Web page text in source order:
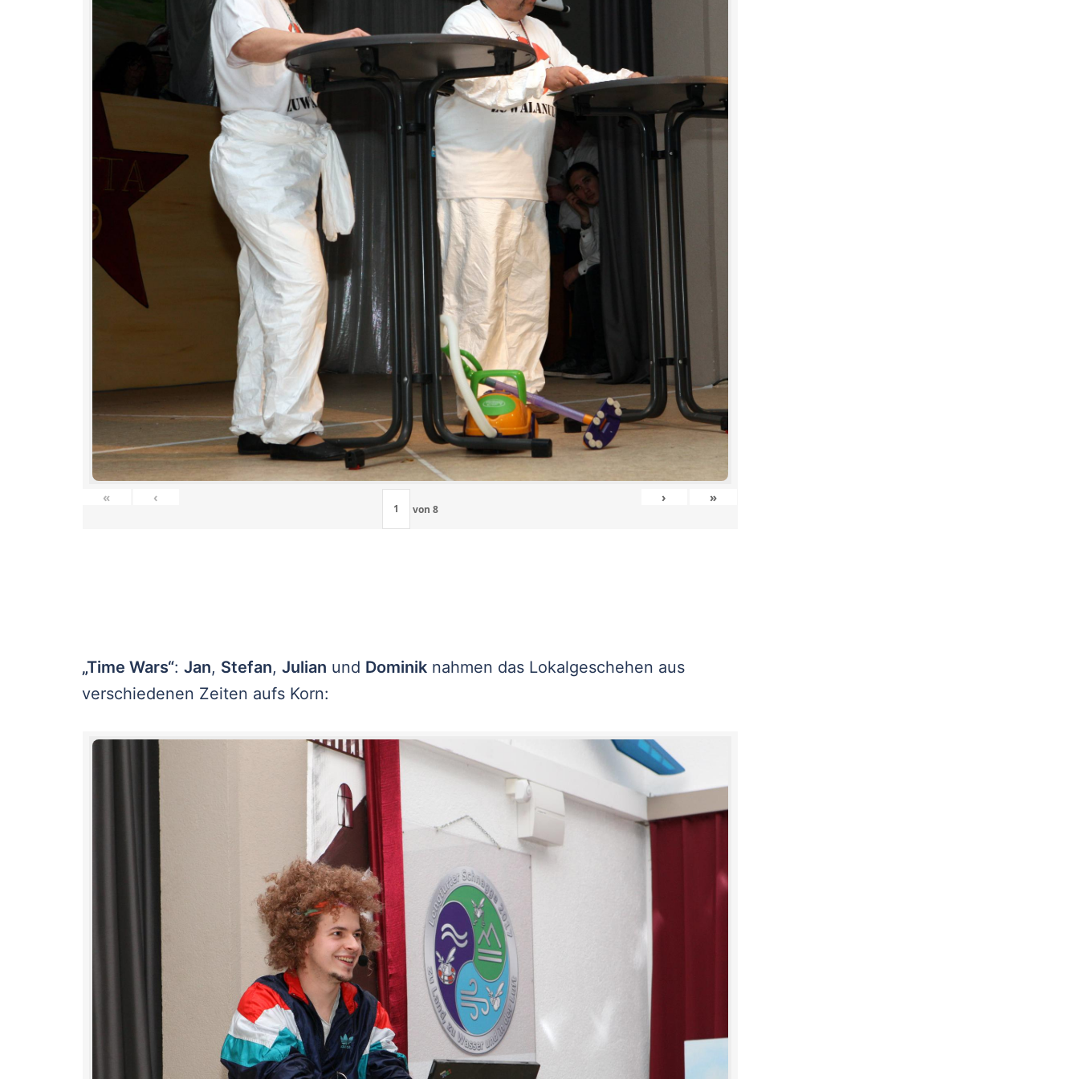
« ‹
von 8
› »
„Time Wars“: Jan, Stefan, Julian und Dominik nahmen das Lokalgeschehen aus
verschiedenen Zeiten aufs Korn: